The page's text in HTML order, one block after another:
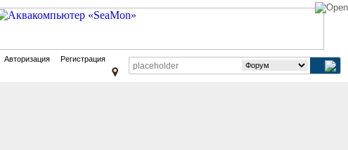
Авторизация Регистрация